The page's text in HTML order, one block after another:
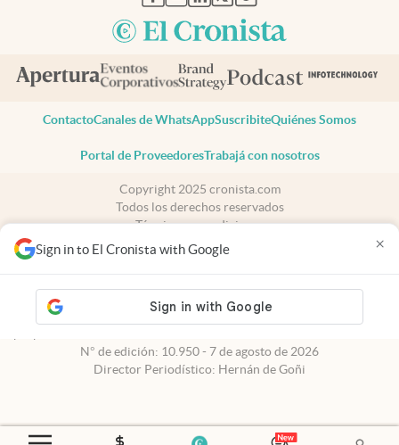
Sign in to El Cronista with Google ×
ContactoCanales de WhatsAppSuscribiteQuiénes Somos
Portal de ProveedoresTrabajá con nosotros
Copyright 2025 cronista.com
Todos los derechos reservados
Términos y condiciones
Privacidad
Consentimiento
cronista.com
es propiedad de El Cronista Comercial S.A Registro de
N° de edición: 10.950 - 7 de agosto de 2026
Director Periodístico: Hernán de Goñi